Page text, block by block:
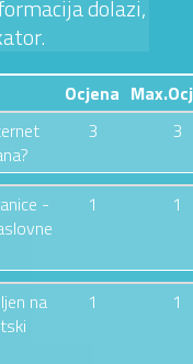
dolazi,
Ocjena
3 3
-
1 1
na
1 1